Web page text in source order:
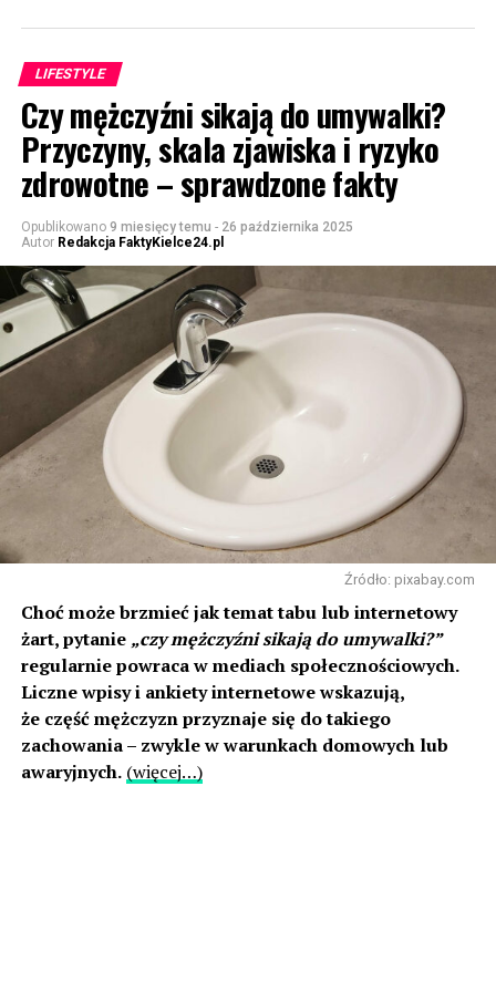
LIFESTYLE
Czy mężczyźni sikają do umywalki?
Przyczyny, skala zjawiska i ryzyko
zdrowotne – sprawdzone fakty
Opublikowano 9 miesięcy temu - 26 października 2025
Autor Redakcja FaktyKielce24.pl
Źródło: pixabay.com
Choć może brzmieć jak temat tabu lub internetowy
żart, pytanie „czy mężczyźni sikają do umywalki?”
regularnie powraca w mediach społecznościowych.
Liczne wpisy i ankiety internetowe wskazują,
że część mężczyzn przyznaje się do takiego
zachowania – zwykle w warunkach domowych lub
awaryjnych. (więcej…)